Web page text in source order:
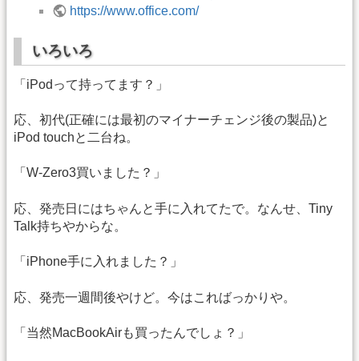
https://www.office.com/
いろいろ
「iPodって持ってます？」
応、初代(正確には最初のマイナーチェンジ後の製品)と
iPod touchと二台ね。
「W-Zero3買いました？」
応、発売日にはちゃんと手に入れてたで。なんせ、Tiny
Talk持ちやからな。
「iPhone手に入れました？」
応、発売一週間後やけど。今はこればっかりや。
「当然MacBookAirも買ったんでしょ？」